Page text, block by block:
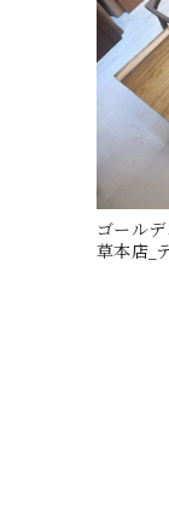
ゴール
草本店_